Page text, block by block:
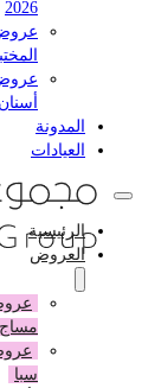
عروض
المختبر
عروض
أسنان
المدونة
العيادات
الرئيسية
العروض
عروض
مساج
عروض